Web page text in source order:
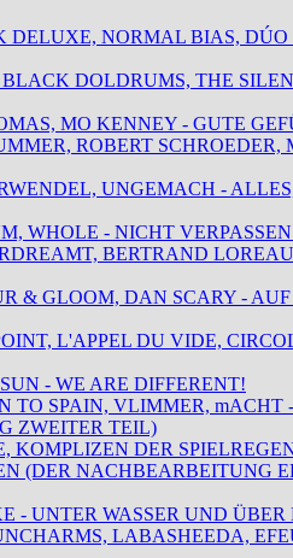
DELUXE, NORMAL BIAS,
DOLDRUMS, THE
MO KENNEY - GUTE
ROBERT
UNGEMACH -
WHOLE - NICHT
BERTRAND
& GLOOM, DAN SCARY -
L'APPEL DU VIDE,
- WE ARE DIFFERENT!
TO SPAIN, VLIMMER, mACHT
ZWEITER TEIL)
KOMPLIZEN DER
(DER NACHBEARBEITUNG
- UNTER WASSER UND
LABASHEEDA,